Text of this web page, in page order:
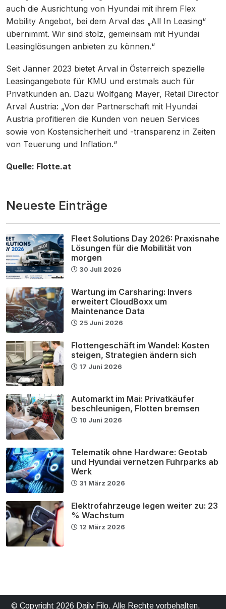
auch die Ausrichtung von Hyundai mit ihrem Flex
Mobility Angebot, bei dem Arval das „All In Leasing“
übernimmt. Wir sind stolz, gemeinsam mit Hyundai
Leasinglösungen anbieten zu können.“
Seit Jänner 2023 bietet Arval in Österreich spezielle
Leasingangebote für KMU und erstmals auch für
Privatkunden an. Dazu Wolfgang Mayer, Retail Director
Arval Austria: „Von der Partnerschaft mit Hyundai
Austria profitieren die Kunden von neuen Services
sowie von Kostensicherheit und -transparenz in Zeiten
von Teuerung und Inflation.“
Quelle: Flotte.at
Neueste Einträge
Fleet Solutions Day 2026: Praxisnahe
Lösungen für die Mobilität von
morgen
30 Juli 2026
Wartung im Carsharing: Invers
erweitert CloudBoxx um
Maintenance Data
25 Juni 2026
Flottengeschäft im Wandel: Kosten
steigen, Strategien ändern sich
17 Juni 2026
Automarkt im Mai: Privatkäufer
beschleunigen, Flotten bremsen
10 Juni 2026
Telematik ohne Hardware: Geotab
und Hyundai vernetzen Fuhrparks ab
Werk
31 März 2026
Elektrofahrzeuge legen weiter zu: 23
% Wachstum
12 März 2026
© Copyright 2026 Daily Filo. Alle Rechte vorbehalten.